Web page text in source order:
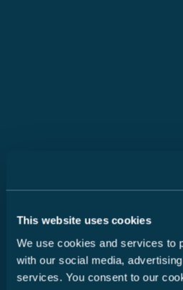
This website uses cookies
We use cookies and services to
with our social media,
services. You consent to our